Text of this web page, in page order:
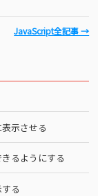
JavaScript全記事 →
示させる
るようにする
る